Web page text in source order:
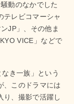
動のなかでした
テレビコマーシャ
JP」、その他ま
VICE」などで
き一族」という
、このドラマには
り、撮影で活躍し